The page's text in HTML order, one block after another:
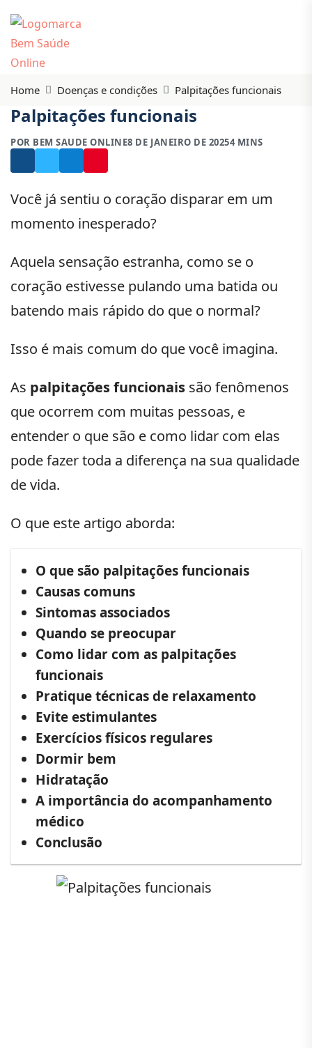
Home Doenças e condições Palpitações funcionais
Palpitações funcionais
POR BEM SAUDE ONLINE8 DE JANEIRO DE 20254 MINS
Você já sentiu o coração disparar em um
momento inesperado?
Aquela sensação estranha, como se o
coração estivesse pulando uma batida ou
batendo mais rápido do que o normal?
Isso é mais comum do que você imagina.
As palpitações funcionais são fenômenos
que ocorrem com muitas pessoas, e
entender o que são e como lidar com elas
pode fazer toda a diferença na sua qualidade
de vida.
O que este artigo aborda:
O que são palpitações funcionais
Causas comuns
Sintomas associados
Quando se preocupar
Como lidar com as palpitações
funcionais
Pratique técnicas de relaxamento
Evite estimulantes
Exercícios físicos regulares
Dormir bem
Hidratação
A importância do acompanhamento
médico
Conclusão